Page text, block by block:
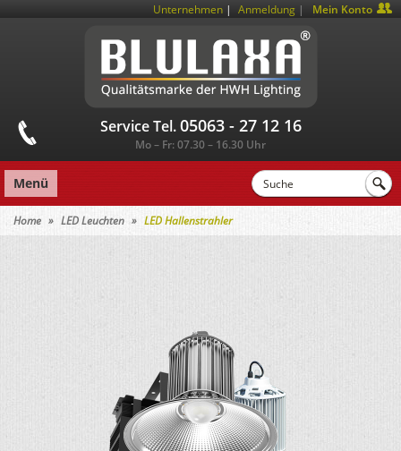
Unternehmen Anmeldung |
Mein Konto
Service Tel. 05063 - 27 12 16
Mo – Fr: 07.30 – 16.30 Uhr
Menü
Home LED Leuchten LED Hallenstrahler